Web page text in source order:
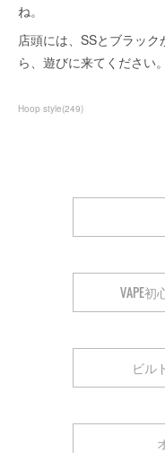
ね。
店頭には、SSとブラッ
ら、遊びに来てください。
Hoop style(249)
VAPE
ビル